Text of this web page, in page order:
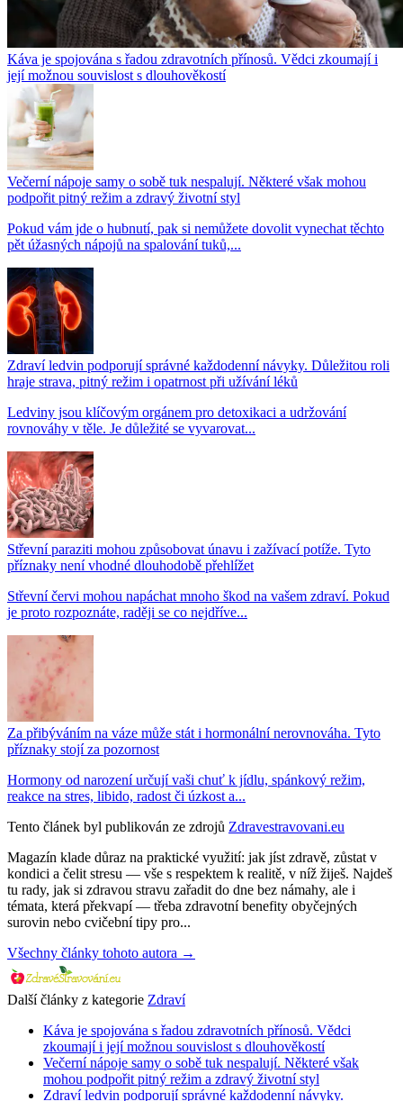
Káva je spojována s řadou zdravotních přínosů. Vědci zkoumají i
její možnou souvislost s dlouhověkostí
Večerní nápoje samy o sobě tuk nespalují. Některé však mohou
podpořit pitný režim a zdravý životní styl
Pokud vám jde o hubnutí, pak si nemůžete dovolit vynechat těchto
pět úžasných nápojů na spalování tuků,...
Zdraví ledvin podporují správné každodenní návyky. Důležitou roli
hraje strava, pitný režim i opatrnost při užívání léků
Ledviny jsou klíčovým orgánem pro detoxikaci a udržování
rovnováhy v těle. Je důležité se vyvarovat...
Střevní paraziti mohou způsobovat únavu i zažívací potíže. Tyto
příznaky není vhodné dlouhodobě přehlížet
Střevní červi mohou napáchat mnoho škod na vašem zdraví. Pokud
je proto rozpoznáte, raději se co nejdříve...
Za přibýváním na váze může stát i hormonální nerovnováha. Tyto
příznaky stojí za pozornost
Hormony od narození určují vaši chuť k jídlu, spánkový režim,
reakce na stres, libido, radost či úzkost a...
Tento článek byl publikován ze zdrojů Zdravestravovani.eu
Magazín klade důraz na praktické využití: jak jíst zdravě, zůstat v
kondici a čelit stresu — vše s respektem k realitě, v níž žiješ. Najdeš
tu rady, jak si zdravou stravu zařadit do dne bez námahy, ale i
témata, která překvapí — třeba zdravotní benefity obyčejných
surovin nebo cvičební tipy pro...
Všechny články tohoto autora →
Další články z kategorie Zdraví
Káva je spojována s řadou zdravotních přínosů. Vědci
zkoumají i její možnou souvislost s dlouhověkostí
Večerní nápoje samy o sobě tuk nespalují. Některé však
mohou podpořit pitný režim a zdravý životní styl
Zdraví ledvin podporují správné každodenní návyky.